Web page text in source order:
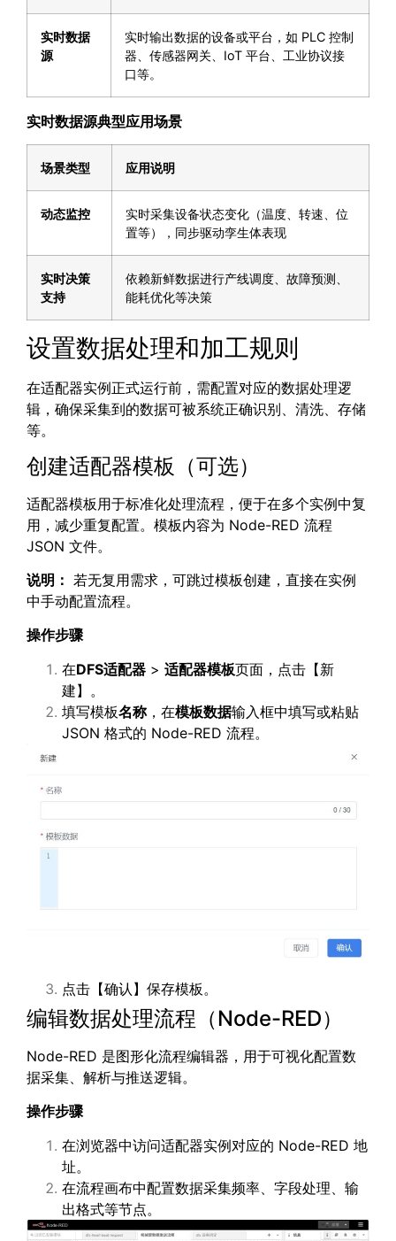
实时数据
源
实时输出数据的设备或平台，如 PLC 控制
器、传感器网关、IoT 平台、工业协议接
口等。
实时数据源典型应用场景
场景类型 应用说明
动态监控
实时采集设备状态变化（温度、转速、位
置等），同步驱动孪生体表现
实时决策
支持
依赖新鲜数据进行产线调度、故障预测、
能耗优化等决策
设置数据处理和加工规则
在适配器实例正式运行前，需配置对应的数据处理逻
辑，确保采集到的数据可被系统正确识别、清洗、存储
等。
创建适配器模板（可选）
适配器模板用于标准化处理流程，便于在多个实例中复
用，减少重复配置。模板内容为 Node-RED 流程
JSON 文件。
说明： 若无复用需求，可跳过模板创建，直接在实例
中手动配置流程。
操作步骤
在DFS适配器 > 适配器模板页面，点击【新
建】。
填写模板名称，在模板数据输入框中填写或粘贴
JSON 格式的 Node-RED 流程。
点击【确认】保存模板。
编辑数据处理流程（Node-RED）
Node-RED 是图形化流程编辑器，用于可视化配置数
据采集、解析与推送逻辑。
操作步骤
在浏览器中访问适配器实例对应的 Node-RED 地
址。
在流程画布中配置数据采集频率、字段处理、输
出格式等节点。